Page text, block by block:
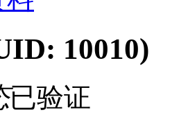
10010)
已验证